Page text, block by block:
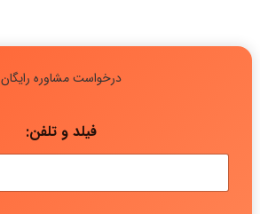
درخواست مشاوره رایگان
فیلد و تلفن: